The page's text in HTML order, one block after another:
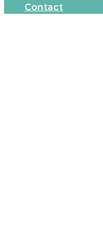
Contact